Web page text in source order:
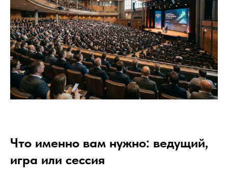
Что именно вам нужно: ведущий,
игра или сессия